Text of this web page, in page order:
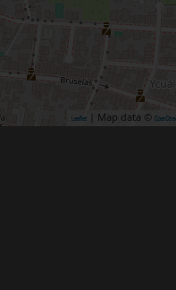
Leaflet | Map data ©